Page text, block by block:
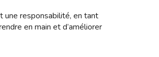
une responsabilité, en tant
en main et d’améliorer